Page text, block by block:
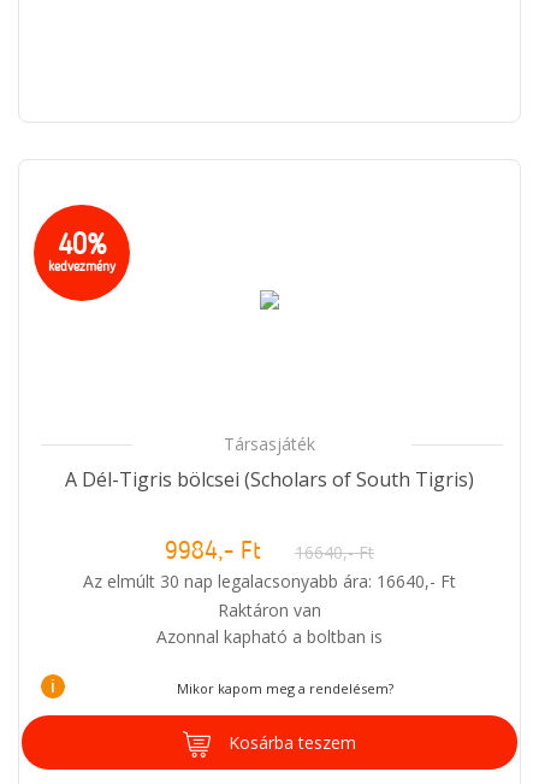
40%
kedvezmény
Társasjáték
A Dél-Tigris bölcsei (Scholars of South Tigris)
9984,- Ft
16640,- Ft
Az elmúlt 30 nap legalacsonyabb ára: 16640,- Ft
Raktáron van
Azonnal kapható a boltban is
i Mikor kapom meg a rendelésem?
Kosárba teszem